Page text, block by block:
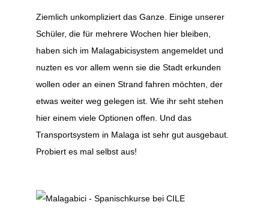
Ziemlich unkompliziert das Ganze. Einige unserer
Schüler, die für mehrere Wochen hier bleiben,
haben sich im Malagabicisystem angemeldet und
nuzten es vor allem wenn sie die Stadt erkunden
wollen oder an einen Strand fahren möchten, der
etwas weiter weg gelegen ist. Wie ihr seht stehen
hier einem viele Optionen offen. Und das
Transportsystem in Malaga ist sehr gut ausgebaut.
Probiert es mal selbst aus!